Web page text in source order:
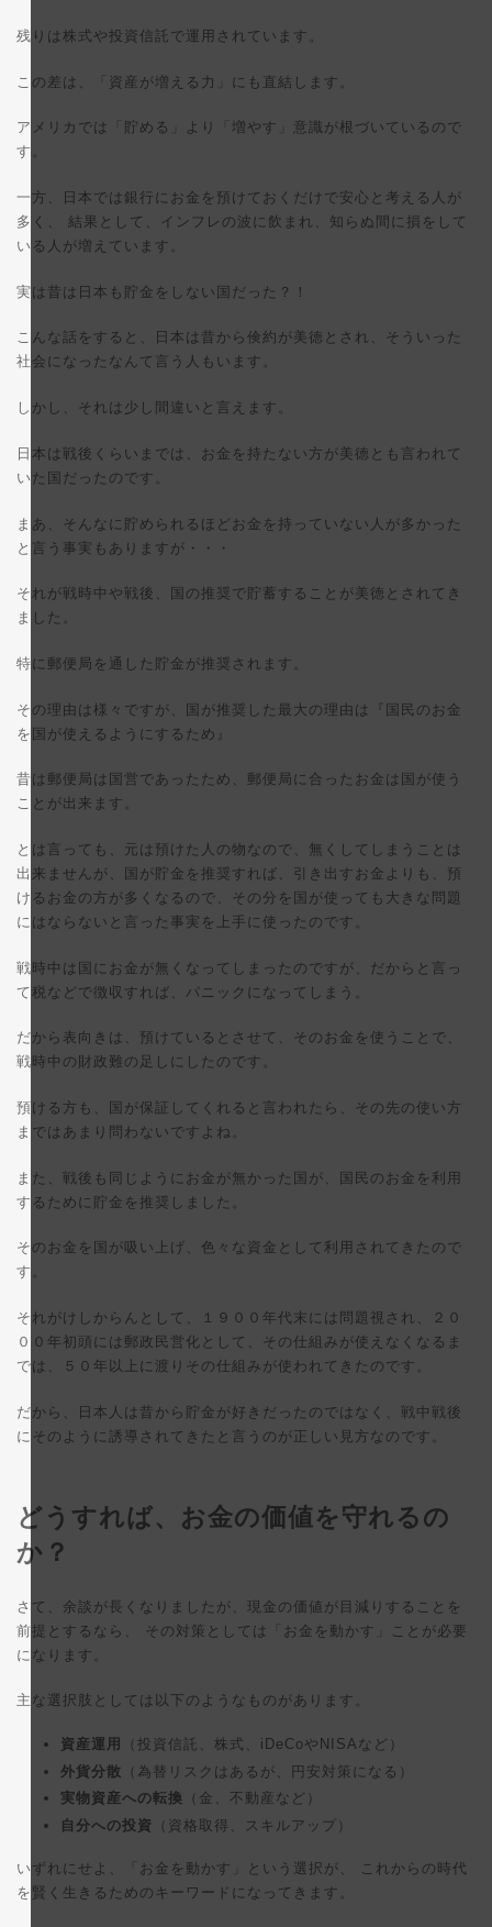
残りは株式や投資信託で運用されています。
この差は、「資産が増える力」にも直結します。
アメリカでは「貯める」より「増やす」意識が根づいているので
す。
一方、日本では銀行にお金を預けておくだけで安心と考える人が
多く、 結果として、インフレの波に飲まれ、知らぬ間に損をして
いる人が増えています。
実は昔は日本も貯金をしない国だった？！
こんな話をすると、日本は昔から倹約が美徳とされ、そういった
社会になったなんて言う人もいます。
しかし、それは少し間違いと言えます。
日本は戦後くらいまでは、お金を持たない方が美徳とも言われて
いた国だったのです。
まあ、そんなに貯められるほどお金を持っていない人が多かった
と言う事実もありますが・・・
それが戦時中や戦後、国の推奨で貯蓄することが美徳とされてき
ました。
特に郵便局を通した貯金が推奨されます。
その理由は様々ですが、国が推奨した最大の理由は『国民のお金
を国が使えるようにするため』
昔は郵便局は国営であったため、郵便局に合ったお金は国が使う
ことが出来ます。
とは言っても、元は預けた人の物なので、無くしてしまうことは
出来ませんが、国が貯金を推奨すれば、引き出すお金よりも、預
けるお金の方が多くなるので、その分を国が使っても大きな問題
にはならないと言った事実を上手に使ったのです。
戦時中は国にお金が無くなってしまったのですが、だからと言っ
て税などで徴収すれば、パニックになってしまう。
だから表向きは、預けているとさせて、そのお金を使うことで、
戦時中の財政難の足しにしたのです。
預ける方も、国が保証してくれると言われたら、その先の使い方
まではあまり問わないですよね。
また、戦後も同じようにお金が無かった国が、国民のお金を利用
するために貯金を推奨しました。
そのお金を国が吸い上げ、色々な資金として利用されてきたので
す。
それがけしからんとして、１９００年代末には問題視され、２０
００年初頭には郵政民営化として、その仕組みが使えなくなるま
では、５０年以上に渡りその仕組みが使われてきたのです。
だから、日本人は昔から貯金が好きだったのではなく、戦中戦後
にそのように誘導されてきたと言うのが正しい見方なのです。
どうすれば、お金の価値を守れるの
か？
さて、余談が長くなりましたが、現金の価値が目減りすることを
前提とするなら、 その対策としては「お金を動かす」ことが必要
になります。
主な選択肢としては以下のようなものがあります。
資産運用
（投資信託、株式、iDeCoやNISAなど）
外貨分散 （為替リスクはあるが、円安対策になる）
実物資産への転換 （金、不動産など）
自分への投資 （資格取得、スキルアップ）
いずれにせよ、「お金を動かす」という選択が、 これからの時代
を賢く生きるためのキーワードになってきます。